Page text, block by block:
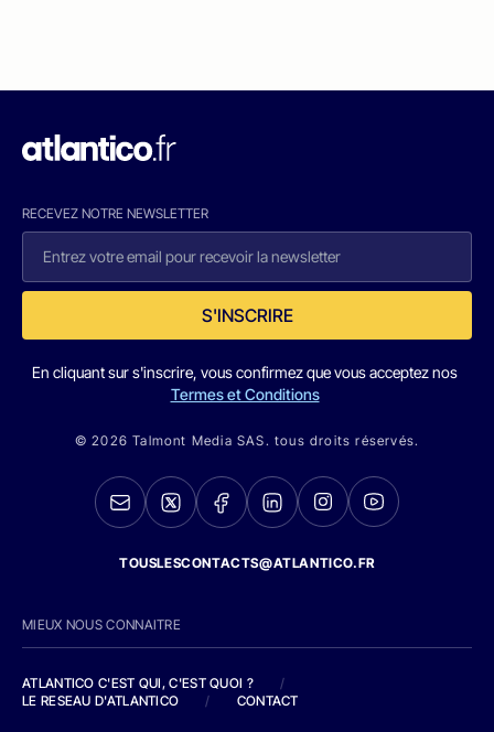
RECEVEZ NOTRE NEWSLETTER
S'INSCRIRE
En cliquant sur s'inscrire, vous confirmez que vous acceptez nos
Termes et Conditions
© 2026 Talmont Media SAS. tous droits réservés.
TOUSLESCONTACTS@ATLANTICO.FR
MIEUX NOUS CONNAITRE
ATLANTICO C'EST QUI, C'EST QUOI ?
/
LE RESEAU D'ATLANTICO
/ CONTACT